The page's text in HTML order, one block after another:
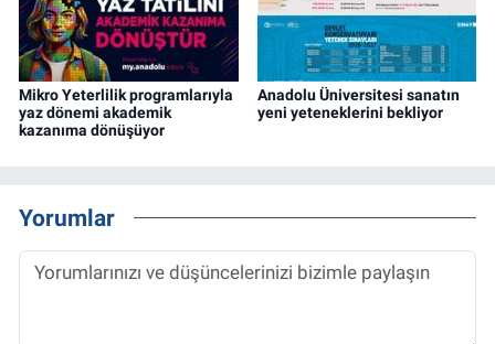
Mikro Yeterlilik programlarıyla
yaz dönemi akademik
kazanıma dönüşüyor
Anadolu Üniversitesi sanatın
yeni yeteneklerini bekliyor
Yorumlar